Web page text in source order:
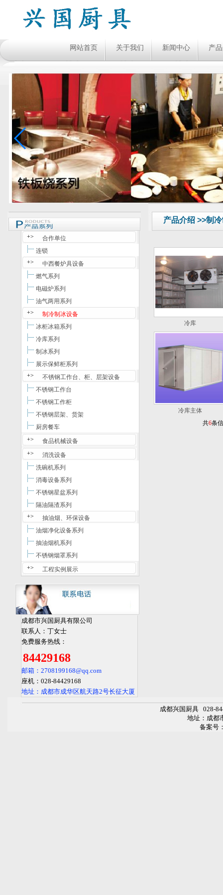
网站首页 关于我们 新闻中心 产
+>
合作单位
连锁
+>
中西餐炉具设备
燃气系列
电磁炉系列
油气两用系列
+>
制冷制冰设备
冰柜冰箱系列
冷库系列
制冰系列
展示保鲜柜系列
+>
不锈钢工作台、柜、层架设备
不锈钢工作台
不锈钢工作柜
不锈钢层架、货架
厨房餐车
+>
食品机械设备
+>
消洗设备
洗碗机系列
消毒设备系列
不锈钢星盆系列
隔油隔渣系列
+>
抽油烟、环保设备
油烟净化设备系列
抽油烟机系列
不锈钢烟罩系列
+>
工程实例展示
成都市兴国厨具有限公司
联系人：丁女士
免费服务热线：
84429168
邮箱：2708199168@qq.com
座机：028-84429168
地址：成都市成华区航天路2号长征大厦
产品介绍 >>制
冷库
冷库主体
共6条
成都兴国厨具 028-
地址：成都
备案号